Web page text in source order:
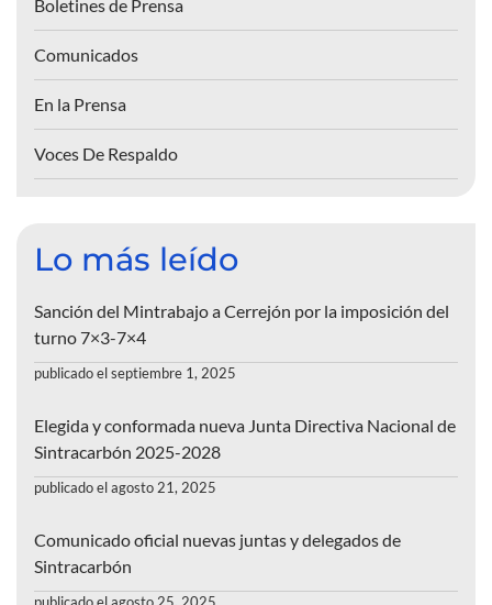
Boletines de Prensa
Comunicados
En la Prensa
Voces De Respaldo
Lo más leído
Sanción del Mintrabajo a Cerrejón por la imposición del
turno 7×3-7×4
publicado el septiembre 1, 2025
Elegida y conformada nueva Junta Directiva Nacional de
Sintracarbón 2025-2028
publicado el agosto 21, 2025
Comunicado oficial nuevas juntas y delegados de
Sintracarbón